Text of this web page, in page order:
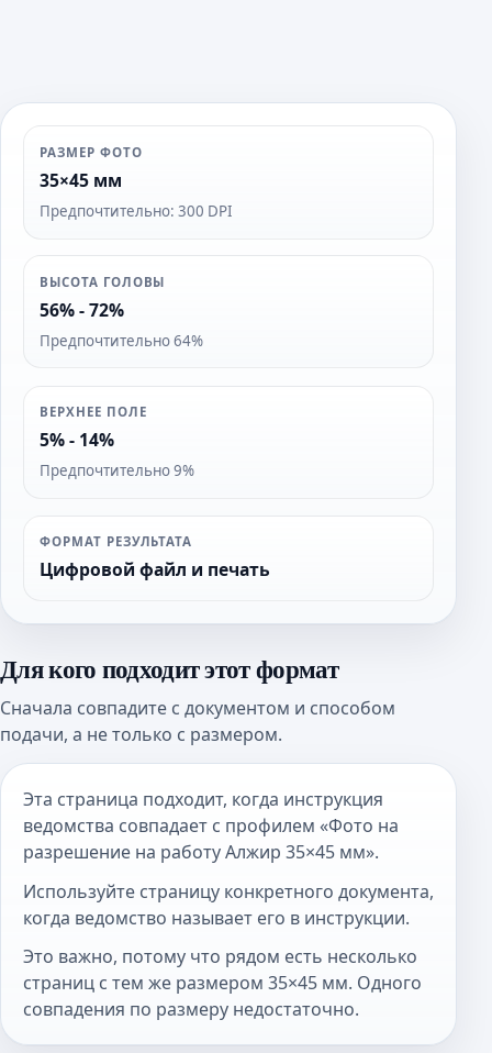
РАЗМЕР ФОТО
35×45 мм
Предпочтительно: 300 DPI
ВЫСОТА ГОЛОВЫ
56% - 72%
Предпочтительно 64%
ВЕРХНЕЕ ПОЛЕ
5% - 14%
Предпочтительно 9%
ФОРМАТ РЕЗУЛЬТАТА
Цифровой файл и печать
Для кого подходит этот формат
Сначала совпадите с документом и способом
подачи, а не только с размером.
Эта страница подходит, когда инструкция
ведомства совпадает с профилем «Фото на
разрешение на работу Алжир 35×45 мм».
Используйте страницу конкретного документа,
когда ведомство называет его в инструкции.
Это важно, потому что рядом есть несколько
страниц с тем же размером 35×45 мм. Одного
совпадения по размеру недостаточно.